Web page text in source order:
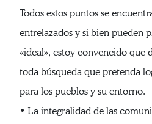
Todos estos puntos se
entrelazados y si bien pueden
«ideal», estoy convencido que
toda búsqueda que pretenda
para los pueblos y su entorno.
• La integralidad de las